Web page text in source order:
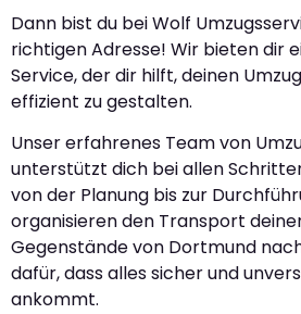
Dann bist du bei Wolf
richtigen Adresse! Wir bieten dir
Service, der dir hilft, deinen
effizient zu gestalten.
Unser erfahrenes Team von
unterstützt dich bei allen
von der Planung bis zur
organisieren den Transport
Gegenstände von Dortmund
dafür, dass alles sicher und
ankommt.